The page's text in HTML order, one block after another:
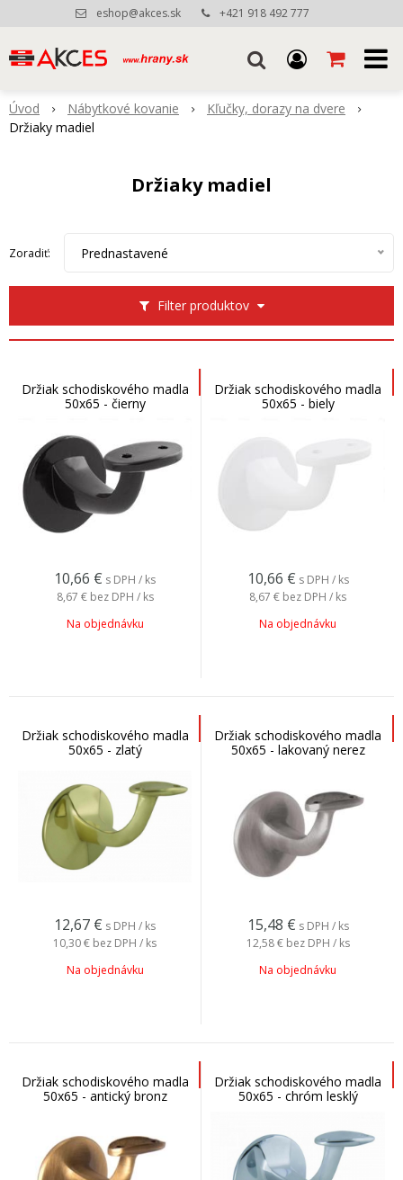
eshop@akces.sk +421 918 492 777
Úvod Nábytkové kovanie
Kľučky, dorazy na dvere
Držiaky madiel
Držiaky madiel
Filter produktov
Zoradiť: Prednastavené
Držiak schodiskového madla
50x65 - čierny
10,66 € s DPH / ks
8,67 € bez DPH / ks
Na objednávku
Držiak schodiskového madla
50x65 - biely
10,66 € s DPH / ks
8,67 € bez DPH / ks
Na objednávku
Držiak schodiskového madla
50x65 - zlatý
12,67 € s DPH / ks
10,30 € bez DPH / ks
Na objednávku
Držiak schodiskového madla
50x65 - lakovaný nerez
15,48 € s DPH / ks
12,58 € bez DPH / ks
Na objednávku
Držiak schodiskového madla
50x65 - antický bronz
Držiak schodiskového madla
50x65 - chróm lesklý